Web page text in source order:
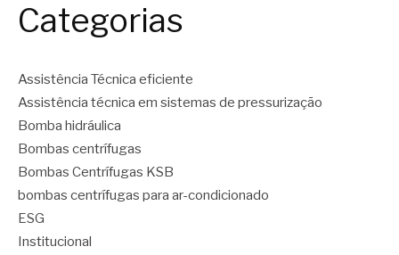
Categorias
Assistência Técnica eficiente
Assistência técnica em sistemas de pressurização
Bomba hidráulica
Bombas centrífugas
Bombas Centrífugas KSB
bombas centrífugas para ar-condicionado
ESG
Institucional